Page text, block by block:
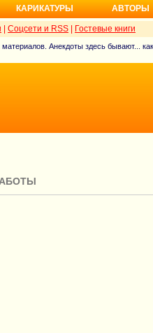
КАРИКАТУРЫ АВТОРЫ
Соцсети и RSS Гостевые книги
Анекдоты здесь бывают...